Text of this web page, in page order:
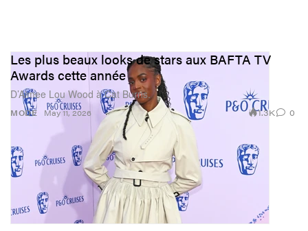
MODE
Les plus beaux looks de stars aux BAFTA TV
Awards cette année
D’Aimee Lou Wood à Cat Burns.
May 11, 2026 1.3K 0